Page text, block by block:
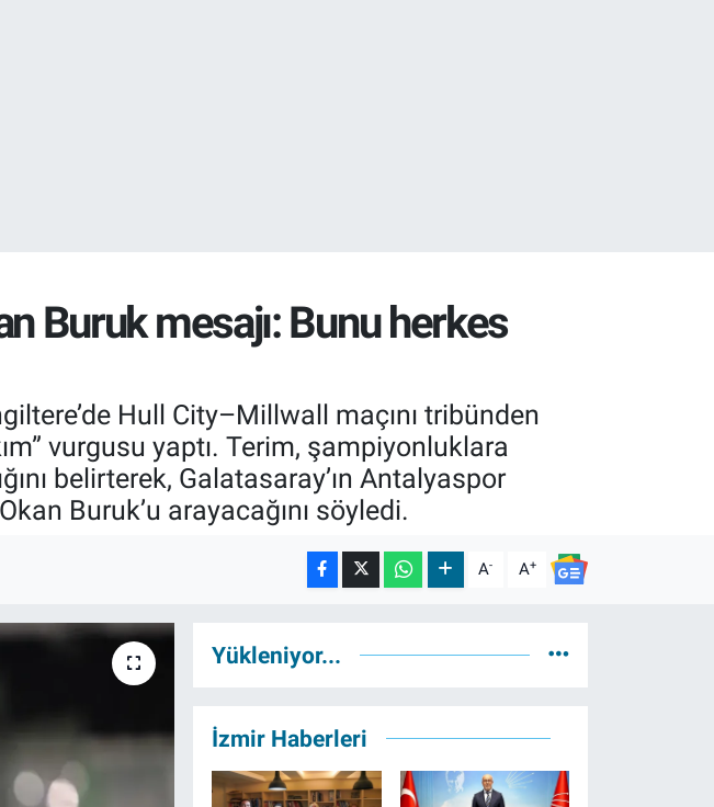
Buruk mesajı: Bunu herkes
Hull City–Millwall maçını tribünden
vurgusu yaptı. Terim, şampiyonluklara
belirterek, Galatasaray’ın Antalyaspor
Buruk’u arayacağını söyledi.
A- A+
Yükleniyor...
İzmir Haberleri